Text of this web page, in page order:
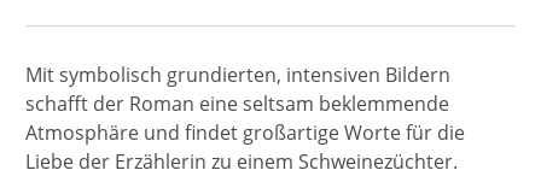
Mit symbolisch grundierten, intensiven Bildern
schafft der Roman eine seltsam beklemmende
Atmosphäre und findet großartige Worte für die
Liebe der Erzählerin zu einem Schweinezüchter.